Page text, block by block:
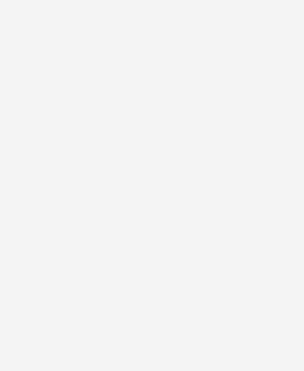
die Installation. Zusätzlich sorge
Dynamic
der Reihe WRGW 250 und 550 der
ermöglichen die kontrollierte
Wärmerückgewinnung für größere
dem WRGW 550 EV ist auch ein